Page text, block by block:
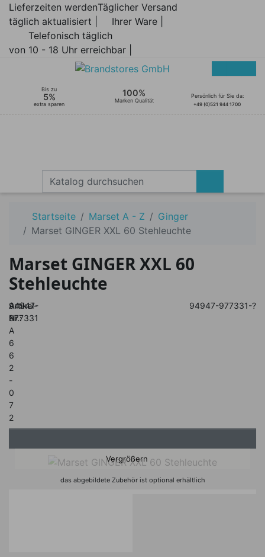
Lieferzeiten werden
täglich aktualisiert |
Täglicher Versand
Ihrer Ware |
Telefonisch täglich
von 10 - 18 Uhr erreichbar |
Bis zu
5%
extra sparen
100%
Marken Qualität
Persönlich für Sie da:
+49 (0)521 944 1700
Startseite Marset A - Z
Ginger
Marset GINGER XXL 60 Stehleuchte
Marset GINGER XXL 60
Stehleuchte
Artikel-
Nr.:
A
6
6
2
-
0
7
2
94947-
977331
94947-977331-?
Vergrößern
das abgebildete Zubehör ist optional erhältlich